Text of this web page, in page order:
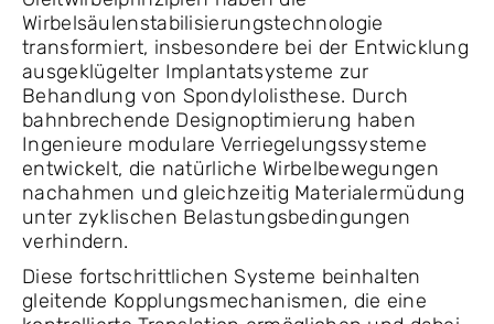
Wirbelsäulenstabilisierungstechnologie
transformiert, insbesondere bei der Entwicklung
ausgeklügelter Implantatsysteme zur
Behandlung von Spondylolisthese. Durch
bahnbrechende Designoptimierung haben
Ingenieure modulare Verriegelungssysteme
entwickelt, die natürliche Wirbelbewegungen
nachahmen und gleichzeitig Materialermüdung
unter zyklischen Belastungsbedingungen
verhindern.
Diese fortschrittlichen Systeme beinhalten
gleitende Kopplungsmechanismen, die eine